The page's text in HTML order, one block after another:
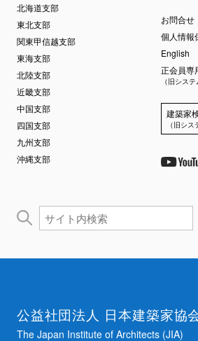
北海道支部
東北支部
関東甲信越支部
東海支部
北陸支部
近畿支部
中国支部
四国支部
九州支部
沖縄支部
お問合せ
個人情報
English
正会員専
（旧システ
建築家
（旧シス
公益社団法人 日本建築家協
The Japan Institute of Architects (JIA)